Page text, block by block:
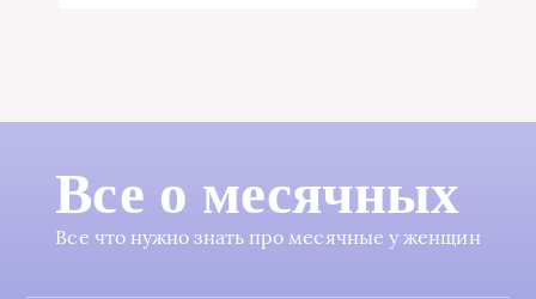
Все о месячных
Все что нужно знать про месячные у женщин